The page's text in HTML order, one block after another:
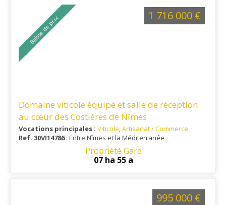
Baisse de prix
Domaine viticole équipé et salle de réception
au cœur des Costières de Nîmes
Vocations principales : Viticole,Artisanat / Commerce
Ref. 30VI14786: Entre Nîmes et la Méditerranée
Propriété Gard
07 ha 55 a
1 716 000 €
995 000 €